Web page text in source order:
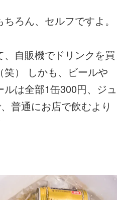
ちろん、セルフですよ。
、自販機でドリンクを買
笑） しかも、ビールや
は全部1缶300円、ジュ
普通にお店で飲むより